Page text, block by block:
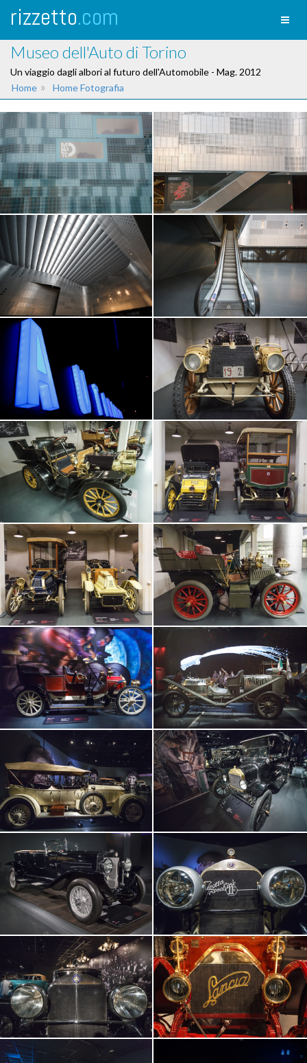
rizzetto.com
Museo dell'Auto di Torino
Un viaggio dagli albori al futuro dell'Automobile - Mag. 2012
Home » Home Fotografia